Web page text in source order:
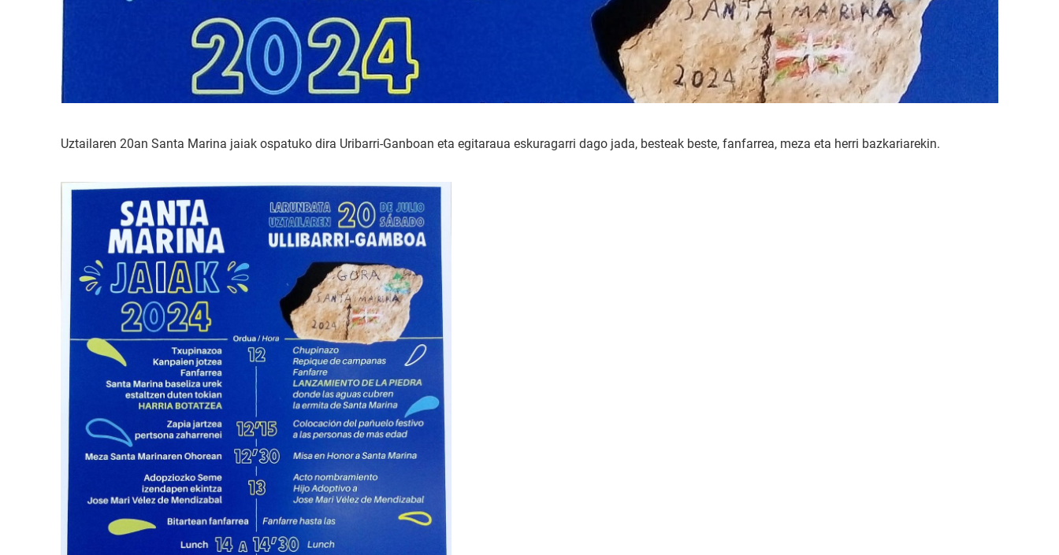
Uztailaren 20an Santa Marina jaiak ospatuko dira Uribarri-Ganboan eta egitaraua eskuragarri dago jada, besteak beste, fanfarrea, meza eta herri bazkariarekin.